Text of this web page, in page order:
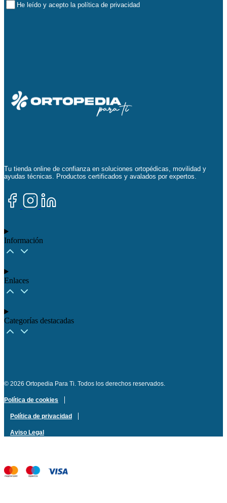
He leído y acepto la política de privacidad
Tu tienda online de confianza en soluciones ortopédicas, movilidad y
ayudas técnicas. Productos certificados y avalados por expertos.
Información
Enlaces
Categorías destacadas​
© 2026 Ortopedia Para Ti. Todos los derechos reservados.
Política de cookies
Política de privacidad
Aviso Legal